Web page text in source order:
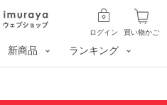
買い物かご
ログイン
新商品 ランキング